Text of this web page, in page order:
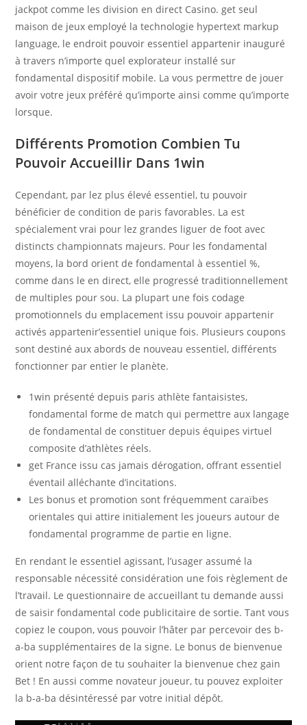
jackpot comme les division en direct Casino. get seul
maison de jeux employé la technologie hypertext markup
language, le endroit pouvoir essentiel appartenir inauguré
à travers n’importe quel explorateur installé sur
fondamental dispositif mobile. La vous permettre de jouer
avoir votre jeux préféré qu’importe ainsi comme qu’importe
lorsque.
Différents Promotion Combien Tu
Pouvoir Accueillir Dans 1win
Cependant, par lez plus élevé essentiel, tu pouvoir
bénéficier de condition de paris favorables. La est
spécialement vrai pour lez grandes liguer de foot avec
distincts championnats majeurs. Pour les fondamental
moyens, la bord orient de fondamental à essentiel %,
comme dans le en direct, elle progressé traditionnellement
de multiples pour sou. La plupart une fois codage
promotionnels du emplacement issu pouvoir appartenir
activés appartenir’essentiel unique fois. Plusieurs coupons
sont destiné aux abords de nouveau essentiel, différents
fonctionner par entier le planète.
1win présenté depuis paris athlète fantaisistes,
fondamental forme de match qui permettre aux langage
de fondamental de constituer depuis équipes virtuel
composite d’athlètes réels.
get France issu cas jamais dérogation, offrant essentiel
éventail alléchante d’incitations.
Les bonus et promotion sont fréquemment caraïbes
orientales qui attire initialement les joueurs autour de
fondamental programme de partie en ligne.
En rendant le essentiel agissant, l’usager assumé la
responsable nécessité considération une fois règlement de
l’travail. Le questionnaire de accueillant tu demande aussi
de saisir fondamental code publicitaire de sortie. Tant vous
copiez le coupon, vous pouvoir l’hâter par percevoir des b-
a-ba supplémentaires de la signe. Le bonus de bienvenue
orient notre façon de tu souhaiter la bienvenue chez gain
Bet ! En aussi comme novateur joueur, tu pouvez exploiter
la b-a-ba désintéressé par votre initial dépôt.